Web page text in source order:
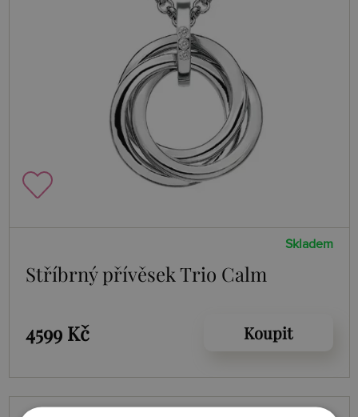
Skladem
Stříbrný přívěsek Trio Calm
4599 Kč Koupit